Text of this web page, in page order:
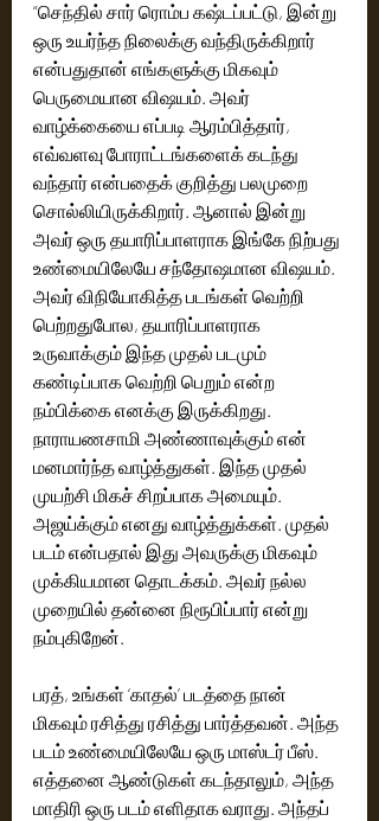
“செந்தில் சார் ரொம்ப கஷ்டப்பட்டு, இன்று
ஒரு உயர்ந்த நிலைக்கு வந்திருக்கிறார்
என்பதுதான் எங்களுக்கு மிகவும்
பெருமையான விஷயம். அவர்
வாழ்க்கையை எப்படி ஆரம்பித்தார்,
எவ்வளவு போராட்டங்களைக் கடந்து
வந்தார் என்பதைக் குறித்து பலமுறை
சொல்லியிருக்கிறார். ஆனால் இன்று
அவர் ஒரு தயாரிப்பாளராக இங்கே நிற்பது
உண்மையிலேயே சந்தோஷமான விஷயம்.
அவர் விநியோகித்த படங்கள் வெற்றி
பெற்றதுபோல, தயாரிப்பாளராக
உருவாக்கும் இந்த முதல் படமும்
கண்டிப்பாக வெற்றி பெறும் என்ற
நம்பிக்கை எனக்கு இருக்கிறது.
நாராயணசாமி அண்ணாவுக்கும் என்
மனமார்ந்த வாழ்த்துகள். இந்த முதல்
முயற்சி மிகச் சிறப்பாக அமையும்.
அஜய்க்கும் எனது வாழ்த்துக்கள். முதல்
படம் என்பதால் இது அவருக்கு மிகவும்
முக்கியமான தொடக்கம். அவர் நல்ல
முறையில் தன்னை நிரூபிப்பார் என்று
நம்புகிறேன்.
பரத், உங்கள் ‘காதல்’ படத்தை நான்
மிகவும் ரசித்து ரசித்து பார்த்தவன். அந்த
படம் உண்மையிலேயே ஒரு மாஸ்டர் பீஸ்.
எத்தனை ஆண்டுகள் கடந்தாலும், அந்த
மாதிரி ஒரு படம் எளிதாக வராது. அந்தப்